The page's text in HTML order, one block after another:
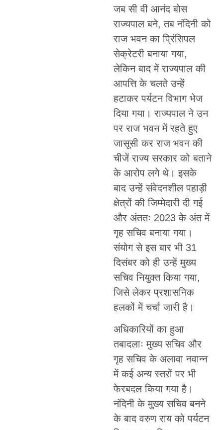
जब सी वी आनंद बोस
राज्यपाल बने, तब नंदिनी को
राज भवन का प्रिंसिपल
सेक्रेटरी बनाया गया,
लेकिन बाद में राज्यपाल की
आपत्ति के चलते उन्हें
हटाकर पर्यटन विभाग भेज
दिया गया। राज्यपाल ने उन
पर राज भवन में रहते हुए
जासूसी कर राज भवन की
चीजें राज्य सरकार को बताने
के आरोप लगे थे। इसके
बाद उन्हें संवेदनशील पहाड़ी
क्षेत्रों की जिम्मेदारी दी गई
और अंततः 2023 के अंत में
गृह सचिव बनाया गया।
संयोग से इस बार भी 31
दिसंबर को ही उन्हें मुख्य
सचिव नियुक्त किया गया,
जिसे लेकर प्रशासनिक
हलकों में चर्चा जारी है।
अधिकारियों का हुआ
तबादलाः मुख्य सचिव और
गृह सचिव के अलावा नवान्न
में कई अन्य स्तरों पर भी
फेरबदल किया गया है।
नंदिनी के मुख्य सचिव बनने
के बाद वरुण राय को पर्यटन